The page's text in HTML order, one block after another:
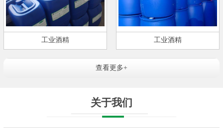
工业酒精 工业酒精
查看更多+
关于我们